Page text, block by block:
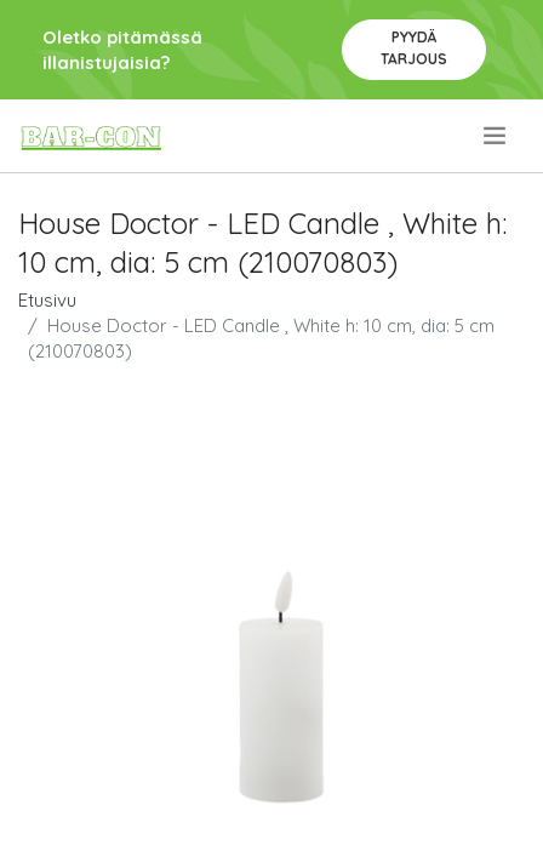
Oletko pitämässä
illanistujaisia?
PYYDÄ
TARJOUS
House Doctor - LED Candle , White h:
10 cm, dia: 5 cm (210070803)
Etusivu
House Doctor - LED Candle , White h: 10 cm, dia: 5 cm
(210070803)